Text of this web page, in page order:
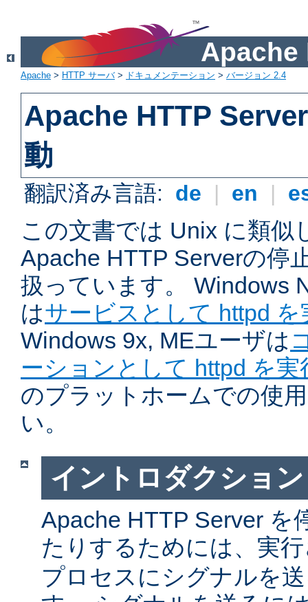
Apache
Apache > HTTP サーバ> ドキュメンテーション > バージョン 2.4
Apache HTTP
動
翻訳済み言語: de | en |
この文書では Unix に類似
Apache HTTP Serverの停
扱っています。 Windows
はサービスとして httpd を
Windows 9x, MEユーザは
ーションとして httpd を実
のプラットホームでの使
い。
イントロダクション
Apache HTTP Server を
たりするためには、実
プロセスにシグナルを